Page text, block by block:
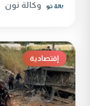
وكالة نون
إقتصادية